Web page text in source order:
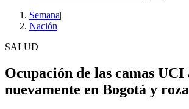
Semana|
Nación
SALUD
Ocupación de las camas UCI
nuevamente en Bogotá y